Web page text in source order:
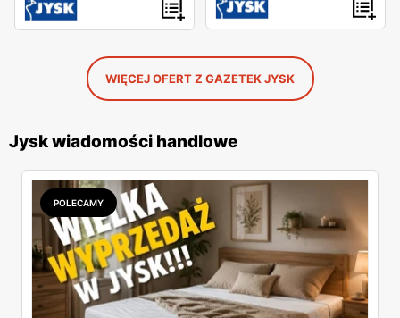
WIĘCEJ OFERT Z GAZETEK JYSK
Jysk wiadomości handlowe
POLECAMY